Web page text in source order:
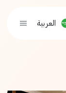
العربية